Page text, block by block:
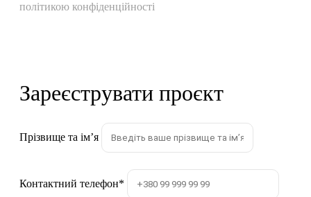
політикою конфіденційності
Зареєструвати проєкт
Прізвище та імʼя
Контактний телефон*